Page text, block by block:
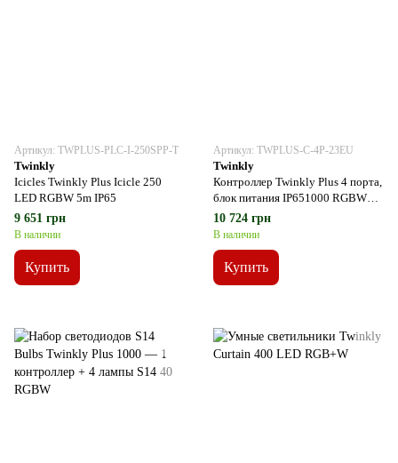
Артикул: TWPLUS-PLC-I-250SPP-T
Twinkly
Icicles Twinkly Plus Icicle 250
LED RGBW 5m IP65
9 651 грн
В наличии
Купить
Артикул: TWPLUS-C-4P-23EU
Twinkly
Контроллер Twinkly Plus 4 порта,
блок питания IP651000 RGBW
или 1440 RGB LED
10 724 грн
В наличии
Купить